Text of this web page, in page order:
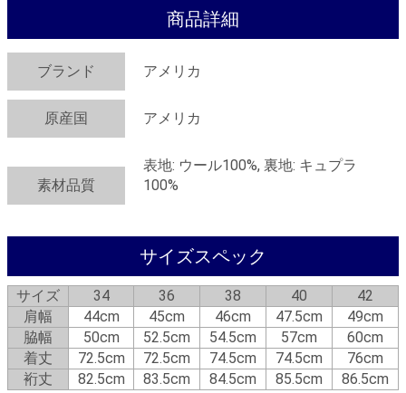
商品詳細
ブランド アメリカ
原産国 アメリカ
素材品質
表地: ウール100%, 裏地: キュプラ
100%
サイズスペック
サイズ 34 36 38 40
42
肩幅
44cm 45cm 46cm 47.5cm
49cm
脇幅
50cm 52.5cm 54.5cm 57cm
60cm
着丈
72.5cm 72.5cm 74.5cm 74.5cm
76cm
裄丈
82.5cm 83.5cm 84.5cm 85.5cm 86.5cm